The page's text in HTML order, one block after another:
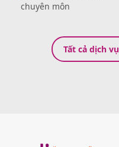
chuyên môn
Tất cả dịch vụ